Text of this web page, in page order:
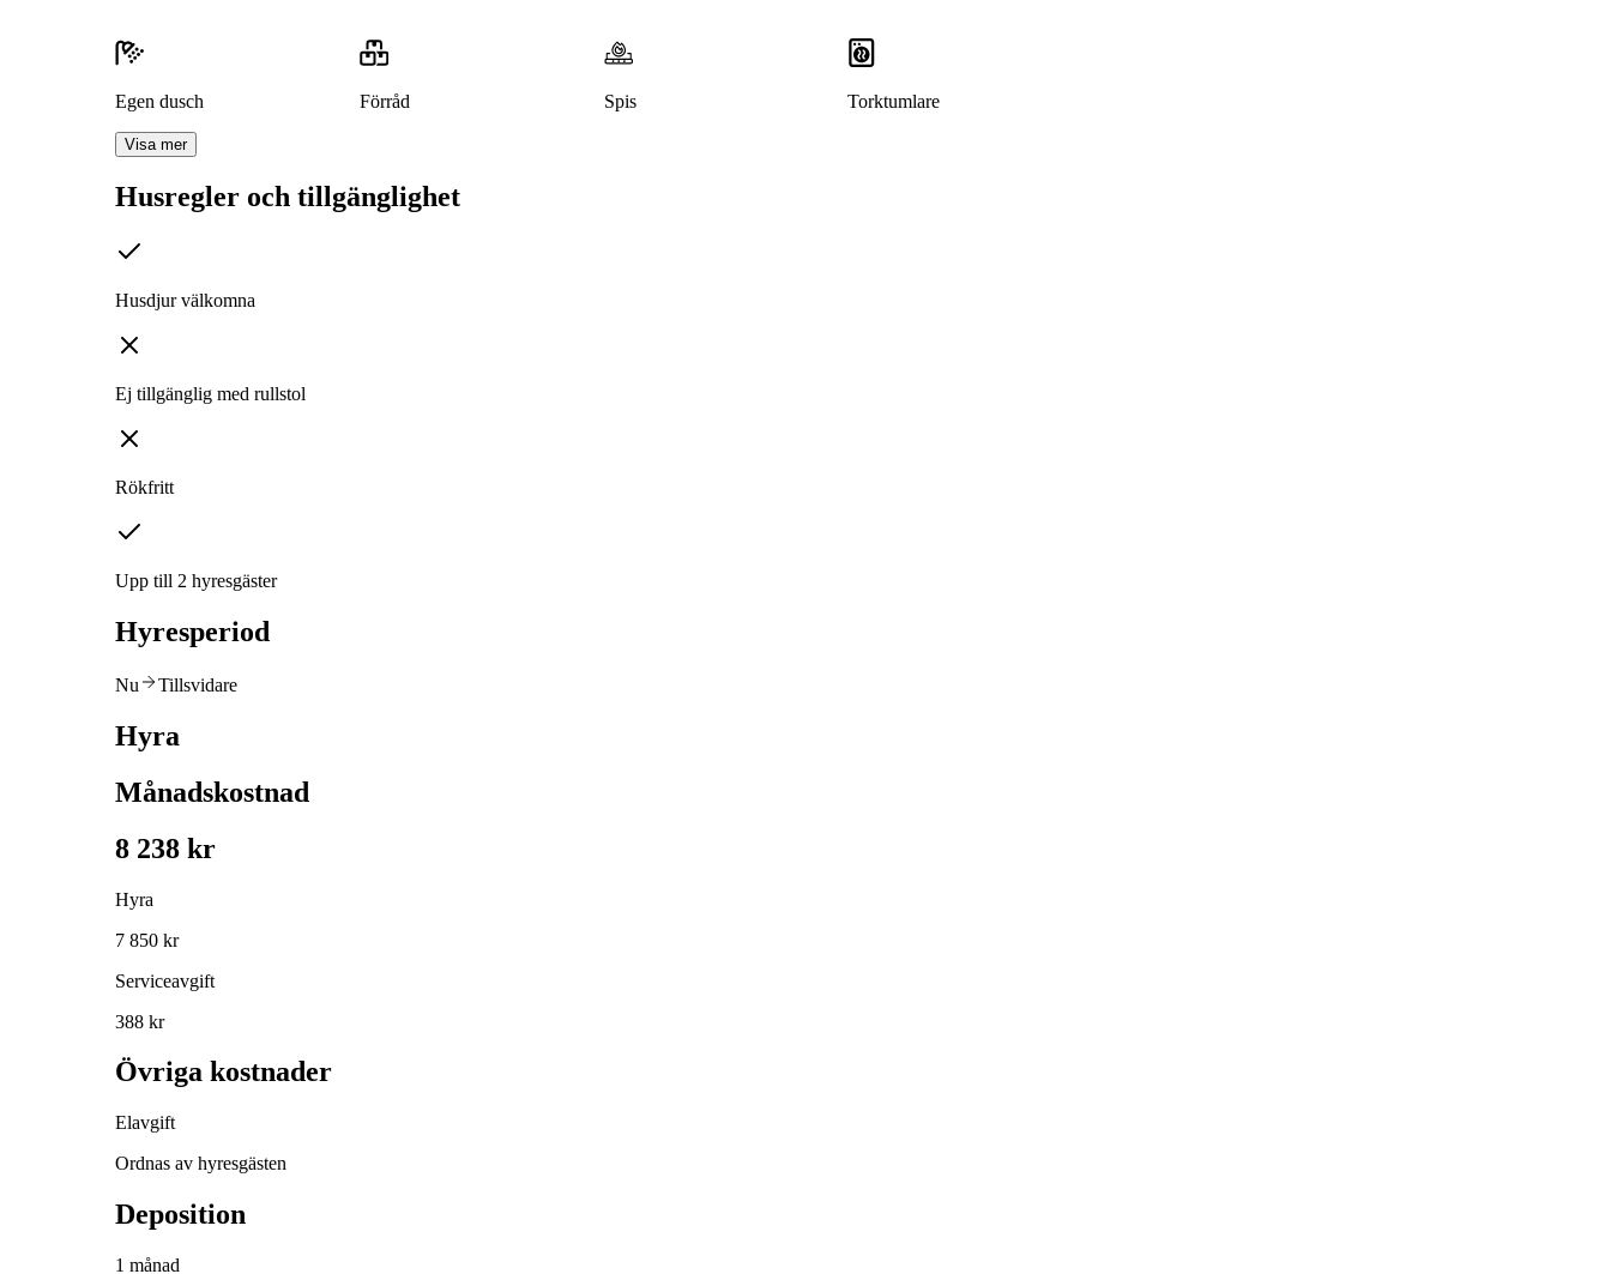
Egen dusch Förråd Spis Torktumlare
Visa mer
Husregler och tillgänglighet
Husdjur välkomna
Ej tillgänglig med rullstol
Rökfritt
Upp till 2 hyresgäster
Hyresperiod
Nu Tillsvidare
Hyra
Månadskostnad
8 238 kr
Hyra
7 850 kr
Serviceavgift
388 kr
Övriga kostnader
Elavgift
Ordnas av hyresgästen
Deposition
1 månad